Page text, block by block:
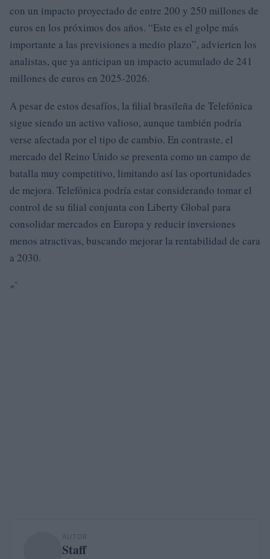
con un impacto proyectado de entre 200 y 250 millones de
euros en los próximos dos años. “Este es el golpe más
importante a las previsiones a medio plazo”, advierten los
analistas, que ya anticipan un impacto acumulado de 241
millones de euros en 2025-2026.
A pesar de estos desafíos, la filial brasileña de Telefónica
sigue siendo un activo valioso, aunque también podría
verse afectada por el tipo de cambio. En contraste, el
mercado del Reino Unido se presenta como un campo de
batalla muy competitivo, limitando así las oportunidades
de mejora. Telefónica podría estar considerando tomar el
control de su filial conjunta con Liberty Global para
consolidar mercados en Europa y reducir inversiones
menos atractivas, buscando mejorar la rentabilidad de cara
a 2030.
«`
AUTOR
Staff